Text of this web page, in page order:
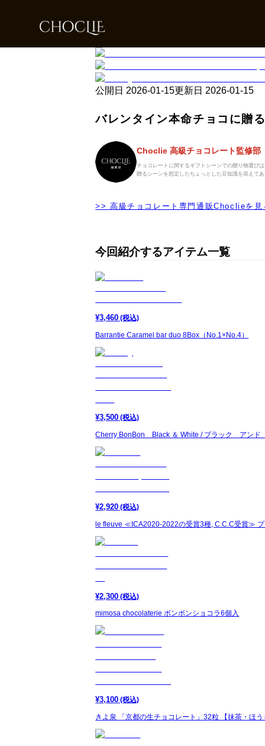
公開日 2026-01-15更新日 2026-01-15
バレンタイン本命チョコに贈
Choclie 高級チョコレート監修部
チョコレートに関するギフトシーンでの贈り物選び
贈るシーンを想定したちょっとした豆知識を添えて
>> 高級チョコレート専門通販Choclieを見
今回紹介するアイテム一覧
¥3,460 (税込)
Barrantie Caramel bar duo 8Box（No.1×No.4）
¥3,500 (税込)
Cherry BonBon Black ＆ White / ブラック アン
¥2,920 (税込)
le fleuve ≪ICA2020-2022の受賞3種, C.C.C受賞≫
¥2,300 (税込)
mimosa chocolaterie ボンボンショコラ6個入
¥3,100 (税込)
きよ泉 「京都の生チョコレート」32粒 【抹茶・ほ